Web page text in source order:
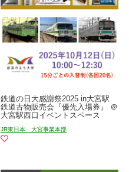
鉄道の日大感謝祭2025 in大宮駅
鉄道古物販売会『優先入場券』 ＠
大宮駅西口イベントスペース
JR東日本 大宮事業本部